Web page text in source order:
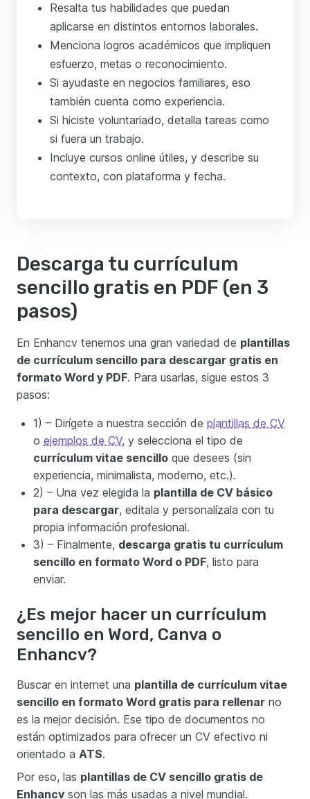
Resalta tus habilidades que puedan
aplicarse en distintos entornos laborales.
Menciona logros académicos que impliquen
esfuerzo, metas o reconocimiento.
Si ayudaste en negocios familiares, eso
también cuenta como experiencia.
Si hiciste voluntariado, detalla tareas como
si fuera un trabajo.
Incluye cursos online útiles, y describe su
contexto, con plataforma y fecha.
Descarga tu currículum
sencillo gratis en PDF (en 3
pasos)
En Enhancv tenemos una gran variedad de plantillas
de currículum sencillo para descargar gratis en
formato Word y PDF. Para usarlas, sigue estos 3
pasos:
1) – Dirígete a nuestra sección de plantillas de CV
o ejemplos de CV, y selecciona el tipo de
currículum vitae sencillo que desees (sin
experiencia, minimalista, moderno, etc.).
2) – Una vez elegida la plantilla de CV básico
para descargar, editala y personalízala con tu
propia información profesional.
3) – Finalmente, descarga gratis tu currículum
sencillo en formato Word o PDF, listo para
enviar.
¿Es mejor hacer un currículum
sencillo en Word, Canva o
Enhancv?
Buscar en internet una plantilla de currículum vitae
sencillo en formato Word gratis para rellenar no
es la mejor decisión. Ese tipo de documentos no
están optimizados para ofrecer un CV efectivo ni
orientado a ATS.
Por eso, las plantillas de CV sencillo gratis de
Enhancv son las más usadas a nivel mundial.